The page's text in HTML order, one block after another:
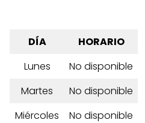
DÍA
HORARIO
Lunes
No disponible
Martes
No disponible
Miércoles
No disponible